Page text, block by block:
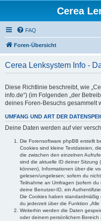
Cerea
FAQ
Foren-Übersicht
Cerea Lenksystem Info -
Diese Richtlinie beschreibt, wie
info.de“) (im Folgenden „der
deines Foren-Besuchs gesammelt
UMFANG UND ART DER
Deine Daten werden auf vier
Die Forensoftware phpBB erstellt
Cookies sind kleine Textdateien,
die zwischen den einzelnen
sind die aktuelle ID deiner Sitzung
können), Informationen über die
gelesen/ungelesen; sofern du
Teilnahme an Umfragen (sofern
deine Benutzer-ID, ein
Die Cookies haben
du jederzeit über die Funktion
Weiterhin werden die Daten
oder deinem persönlichem